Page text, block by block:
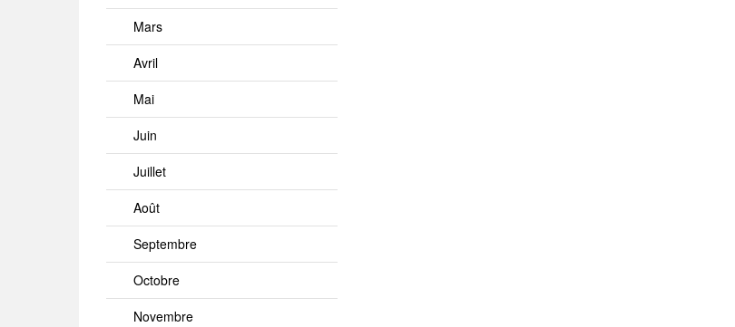
Mars
Avril
Mai
Juin
Juillet
Août
Septembre
Octobre
Novembre